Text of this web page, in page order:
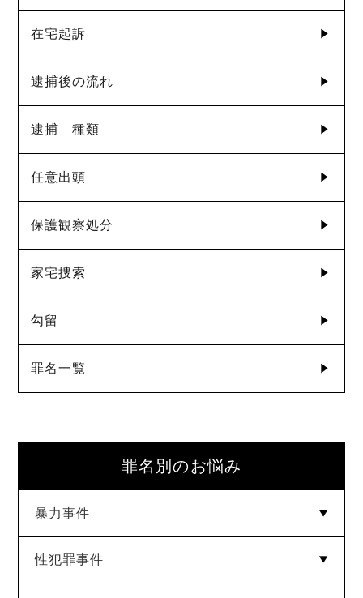
在宅起訴
逮捕後の流れ
逮捕 種類
任意出頭
保護観察処分
家宅捜索
勾留
罪名一覧
罪名別のお悩み
暴力事件
傷害罪
暴行罪
脅迫・恐喝・強要罪
性犯罪事件